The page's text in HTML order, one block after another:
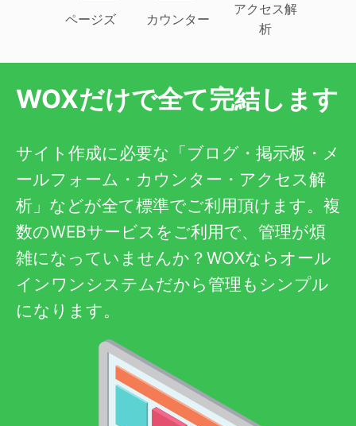
ページズ カウンター
アクセス解
析
WOXだけで全て完結します
サイト作成に必要な「ブログ・掲示板・メ
ールフォーム・カウンター・アクセス解
析」などが全て標準でご利用頂けます。複
数のWEBサービスをご利用で、管理が煩
雑になっていませんか？WOXならオール
インワンシステムだから管理もシンプル
になります。